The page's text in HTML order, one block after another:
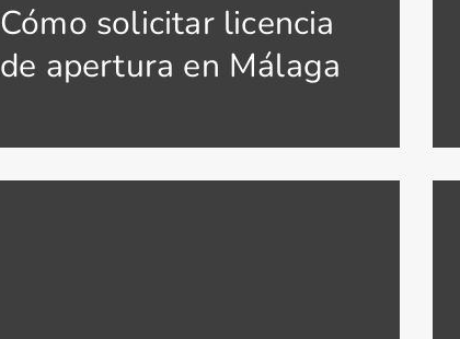
Cómo solicitar licencia
de apertura en Málaga